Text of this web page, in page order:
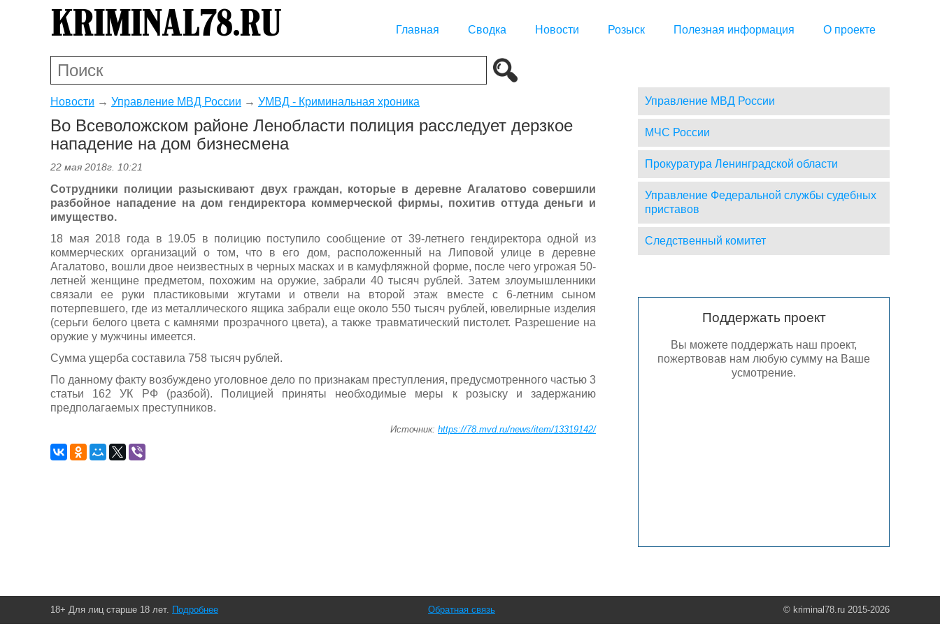
Главная Сводка Новости Розыск Полезная информация О проекте
Новости → Управление МВД России → УМВД - Криминальная хроника
Во Всеволожском районе Ленобласти полиция расследует дерзкое
нападение на дом бизнесмена
22 мая 2018г. 10:21
Сотрудники полиции разыскивают двух граждан, которые в деревне Агалатово совершили
разбойное нападение на дом гендиректора коммерческой фирмы, похитив оттуда деньги и
имущество.
18 мая 2018 года в 19.05 в полицию поступило сообщение от 39-летнего гендиректора одной из
коммерческих организаций о том, что в его дом, расположенный на Липовой улице в деревне
Агалатово, вошли двое неизвестных в черных масках и в камуфляжной форме, после чего угрожая 50-
летней женщине предметом, похожим на оружие, забрали 40 тысяч рублей. Затем злоумышленники
связали ее руки пластиковыми жгутами и отвели на второй этаж вместе с 6-летним сыном
потерпевшего, где из металлического ящика забрали еще около 550 тысяч рублей, ювелирные изделия
(серьги белого цвета с камнями прозрачного цвета), а также травматический пистолет. Разрешение на
оружие у мужчины имеется.
Сумма ущерба составила 758 тысяч рублей.
По данному факту возбуждено уголовное дело по признакам преступления, предусмотренного частью 3
статьи 162 УК РФ (разбой). Полицией приняты необходимые меры к розыску и задержанию
предполагаемых преступников.
Источник: https://78.mvd.ru/news/item/13319142/
Управление МВД России
МЧС России
Прокуратура Ленинградской области
Управление Федеральной службы судебных
приставов
Следственный комитет
Поддержать проект
Вы можете поддержать наш проект,
пожертвовав нам любую сумму на Ваше
усмотрение.
18+ Для лиц старше 18 лет. Подробнее © kriminal78.ru 2015-2026
Обратная связь